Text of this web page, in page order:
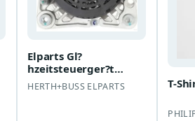
Elparts Gl?
hzeitsteuerger?t
Mercedes 124 190 T1
Ssangyong Korando
HERTH+BUSS ELPARTS T-